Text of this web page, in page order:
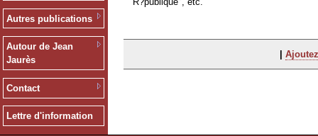
Autres publications
Autour de Jean
Jaurès
Contact
Lettre d'information
|